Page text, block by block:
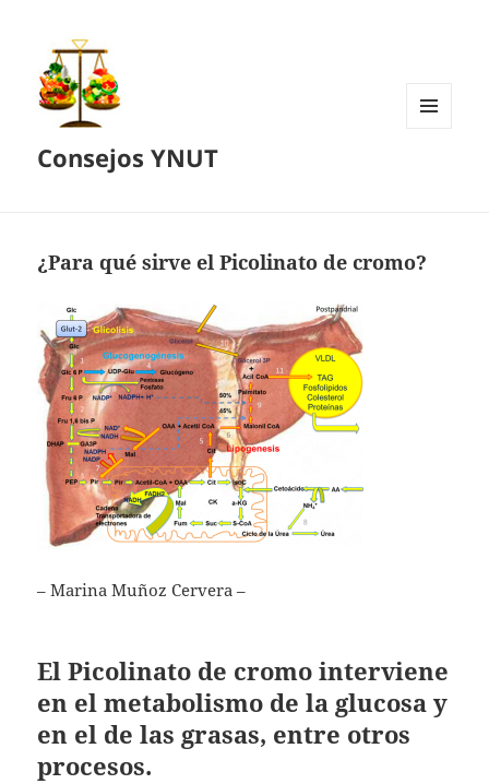
Consejos YNUT
¿Para qué sirve el Picolinato de cromo?
– Marina Muñoz Cervera –
El Picolinato de cromo interviene
en el metabolismo de la glucosa y
en el de las grasas, entre otros
procesos.